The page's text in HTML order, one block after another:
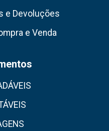
e Devoluções
e Venda